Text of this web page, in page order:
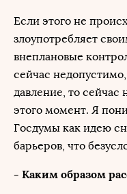
Если этого не
злоупотребляет
внеплановые
сейчас
давление, то
этого момент. Я
Госдумы как идею
барьеров, что
- Каким образом